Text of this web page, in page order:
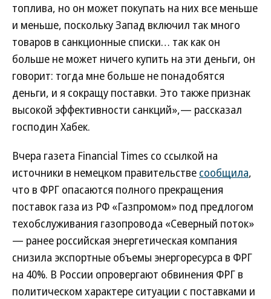
топлива, но он может покупать на них все меньше
и меньше, поскольку Запад включил так много
товаров в санкционные списки… так как он
больше не может ничего купить на эти деньги, он
говорит: тогда мне больше не понадобятся
деньги, и я сокращу поставки. Это также признак
высокой эффективности санкций»,— рассказал
господин Хабек.
Вчера газета Financial Times со ссылкой на
источники в немецком правительстве сообщила,
что в ФРГ опасаются полного прекращения
поставок газа из РФ «Газпромом» под предлогом
техобслуживания газопровода «Северный поток»
— ранее российская энергетическая компания
снизила экспортные объемы энергоресурса в ФРГ
на 40%. В России опровергают обвинения ФРГ в
политическом характере ситуации с поставками и